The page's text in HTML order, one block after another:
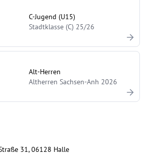
C-Jugend (U15)
Stadtklasse (C) 25/26
Alt-Herren
Altherren Sachsen-Anh 2026
31, 06128 Halle